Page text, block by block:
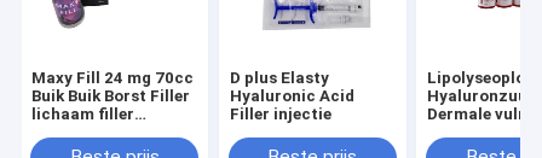
Maxy Fill 24 mg 70cc
Buik Buik Borst Filler
lichaam filler
D plus Elasty
Hyaluronic Acid
Filler injectie
Hyaluronzuur
Dermale